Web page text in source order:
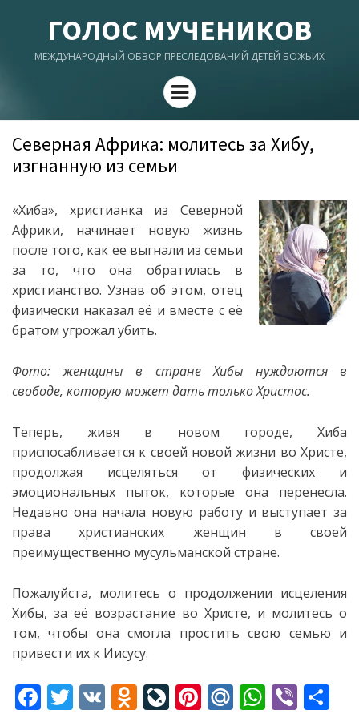
ГОЛОС МУЧЕНИКОВ
МЕЖДУНАРОДНЫЙ ОБЗОР ПРЕСЛЕДОВАНИЙ ДЕТЕЙ БОЖЬИХ
Menu
Северная Африка: молитесь за Хибу,
изгнанную из семьи
«Хиба», христианка из Северной
Африки, начинает новую жизнь
после того, как ее выгнали из семьи
за то, что она обратилась в
христианство. Узнав об этом, отец
физически наказал её и вместе с её
братом угрожал убить.
Фото: женщины в стране Хибы нуждаются в
свободе, которую может дать только Христос.
Теперь, живя в новом городе, Хиба
приспосабливается к своей новой жизни во Христе,
продолжая исцеляться от физических и
эмоциональных пыток, которые она перенесла.
Недавно она начала новую работу и выступает за
права христианских женщин в своей
преимущественно мусульманской стране.
Пожалуйста, молитесь о продолжении исцеления
Хибы, за её возрастание во Христе, и молитесь о
том, чтобы она смогла простить свою семью и
привести их к Иисусу.
F T V O Li Pi M W Vi